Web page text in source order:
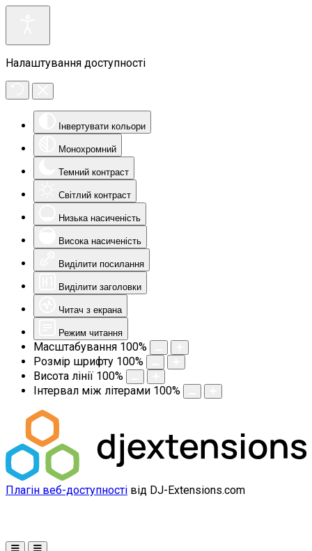
Налаштування доступності
Інвертувати кольори
Монохромний
Темний контраст
Світлий контраст
Низька насиченість
Висока насиченість
Виділити посилання
Виділити заголовки
Читач з екрана
Режим читання
Масштабування 100%
Розмір шрифту 100%
Висота лінії 100%
Інтервал між літерами 100%
Плагін веб-доступності від DJ-Extensions.com